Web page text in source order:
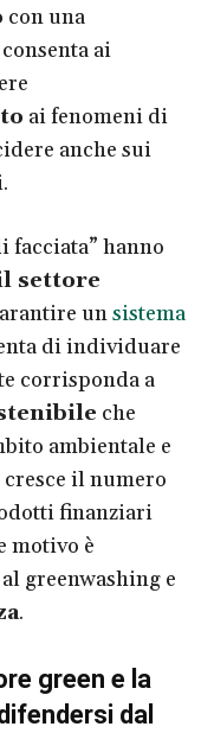
con una
ai
ai fenomeni di
anche sui
facciata” hanno
settore
unsistema
di individuare
corrisponda a
che
ambientale e
il numero
finanziari
motivo è
greenwashing e
.
green e la
dal